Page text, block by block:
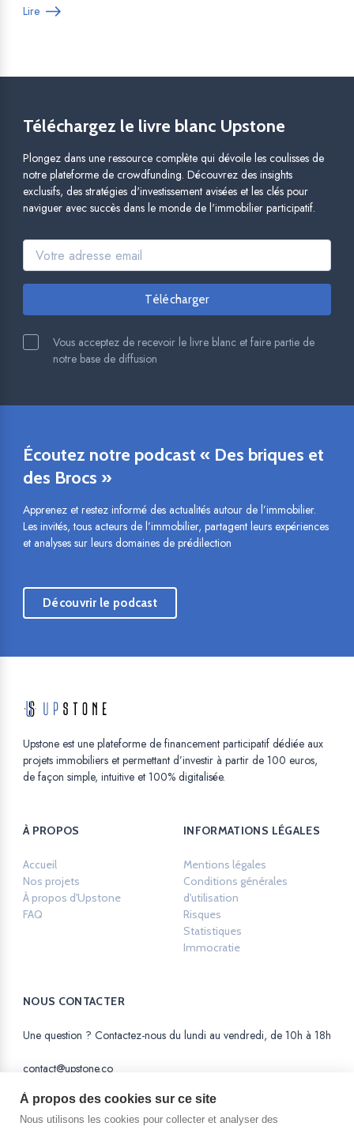
Lire
Téléchargez le livre blanc Upstone
Plongez dans une ressource complète qui dévoile les coulisses de
notre plateforme de crowdfunding. Découvrez des insights
exclusifs, des stratégies d'investissement avisées et les clés pour
naviguer avec succès dans le monde de l'immobilier participatif.
Opens in a new tab.
Email
Télécharger
Vous acceptez de recevoir le livre blanc et faire partie de
notre base de diffusion
Écoutez notre podcast « Des briques et
des Brocs »
Apprenez et restez informé des actualités autour de l’immobilier.
Les invités, tous acteurs de l’immobilier, partagent leurs expériences
et analyses sur leurs domaines de prédilection
Découvrir le podcast
Opens in a new tab.
Upstone est une plateforme de financement participatif dédiée aux
projets immobiliers et permettant d’investir à partir de 100 euros,
de façon simple, intuitive et 100% digitalisée.
À PROPOS
Accueil
Nos projets
À propos d'Upstone
FAQ
INFORMATIONS LÉGALES
Mentions légales
Conditions générales
d'utilisation
Risques
Statistiques
Immocratie
NOUS CONTACTER
Une question ? Contactez-nous du lundi au vendredi, de 10h à 18h
contact@upstone.co
À propos des cookies sur ce site
Nous utilisons les cookies pour collecter et analyser des